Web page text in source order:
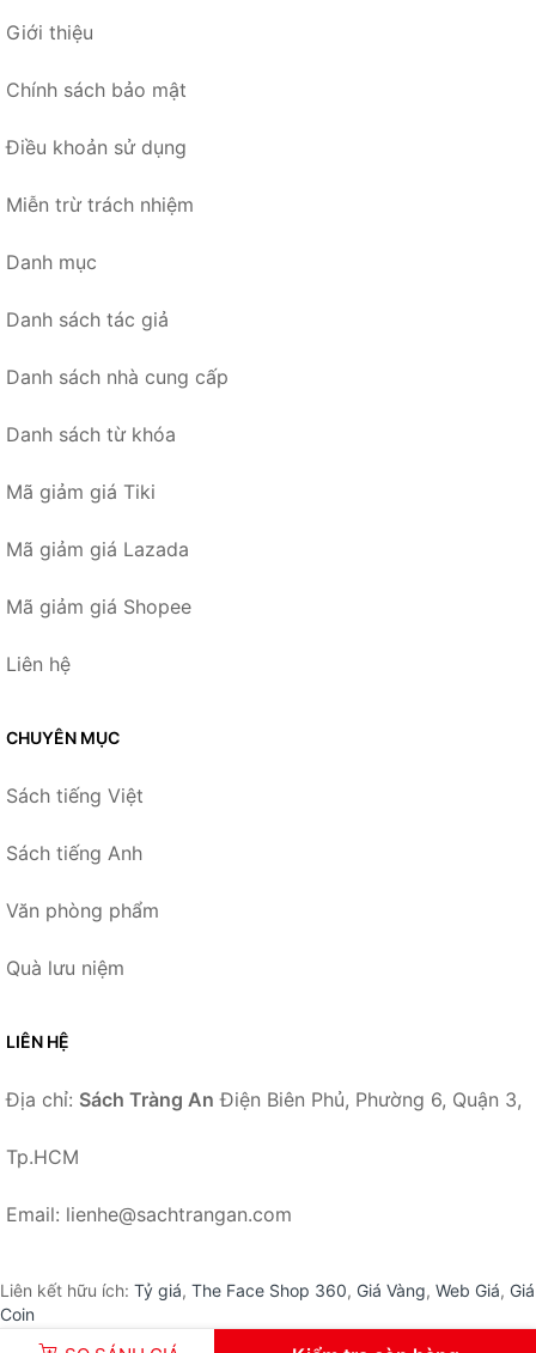
Giới thiệu
Chính sách bảo mật
Điều khoản sử dụng
Miễn trừ trách nhiệm
Danh mục
Danh sách tác giả
Danh sách nhà cung cấp
Danh sách từ khóa
Mã giảm giá Tiki
Mã giảm giá Lazada
Mã giảm giá Shopee
Liên hệ
CHUYÊN MỤC
Sách tiếng Việt
Sách tiếng Anh
Văn phòng phẩm
Quà lưu niệm
LIÊN HỆ
Địa chỉ: Sách Tràng An Điện Biên Phủ, Phường 6, Quận 3,
Tp.HCM
Email: lienhe@sachtrangan.com
Liên kết hữu ích: Tỷ giá, The Face Shop 360, Giá Vàng, Web Giá, Giá
Coin